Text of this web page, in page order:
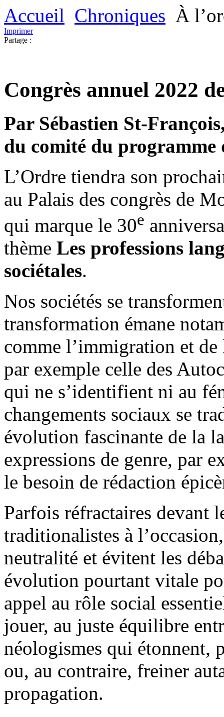
Accueil Chroniques À
Imprimer
Partage :
Congrès annuel 2022
Par Sébastien St-
du comité du programme
L’Ordre tiendra son
au Palais des congrès de
qui marque le 30e
thème Les professions
sociétales.
Nos sociétés se
transformation émane
comme l’immigration et
par exemple celle des
qui ne s’identifient ni au
changements sociaux se
évolution fascinante de la
expressions de genre, par
le besoin de rédaction
Parfois réfractaires devant
traditionalistes à
neutralité et évitent les
évolution pourtant vitale
appel au rôle social
jouer, au juste équilibre
néologismes qui étonnent,
ou, au contraire, freiner
propagation.